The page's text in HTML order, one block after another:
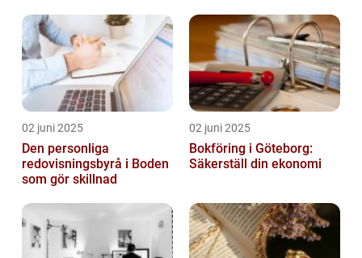
02 juni 2025
Den personliga
redovisningsbyrå i Boden
som gör skillnad
02 juni 2025
Bokföring i Göteborg:
Säkerställ din ekonomi